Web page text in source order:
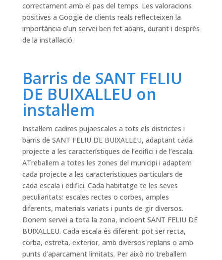
correctament amb el pas del temps. Les valoracions
positives a Google de clients reals reflecteixen la
importància d’un servei ben fet abans, durant i després
de la instal·lació.
Barris de SANT FELIU
DE BUIXALLEU on
instal·lem
Instal·lem cadires pujaescales a tots els districtes i
barris de SANT FELIU DE BUIXALLEU, adaptant cada
projecte a les característiques de l’edifici i de l’escala.
ATreballem a totes les zones del municipi i adaptem
cada projecte a les caracteristiques particulars de
cada escala i edifici. Cada habitatge te les seves
peculiaritats: escales rectes o corbes, amples
diferents, materials variats i punts de gir diversos.
Donem servei a tota la zona, incloent SANT FELIU DE
BUIXALLEU. Cada escala és diferent: pot ser recta,
corba, estreta, exterior, amb diversos replans o amb
punts d’aparcament limitats. Per això no treballem